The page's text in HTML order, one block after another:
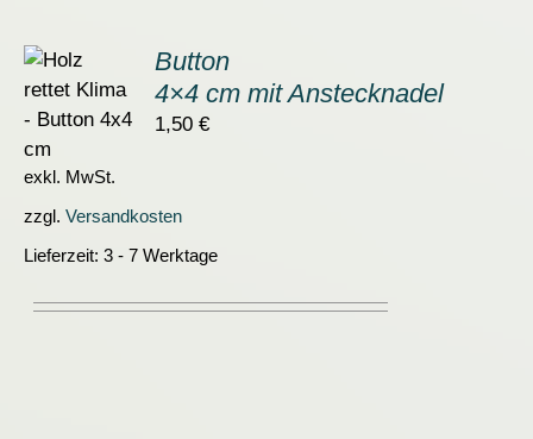
Button
4×4 cm mit Anstecknadel
1,50€
exkl. MwSt.
zzgl. Versandkosten
Lieferzeit: 3 - 7 Werktage